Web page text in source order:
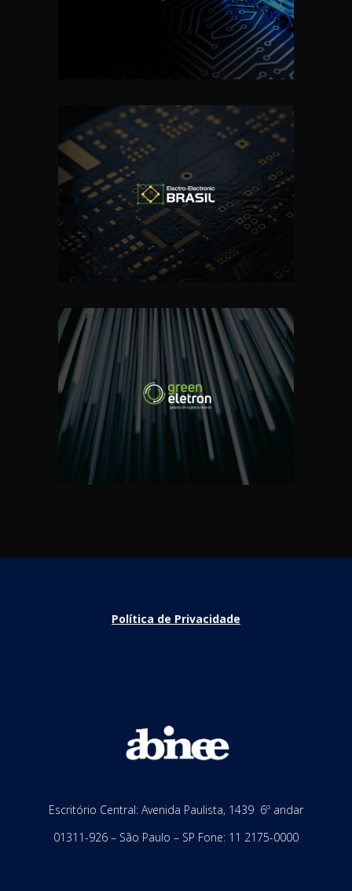
Política de Privacidade
Escritório Central: Avenida Paulista, 1439 6º andar
01311-926 – São Paulo – SP Fone: 11 2175-0000